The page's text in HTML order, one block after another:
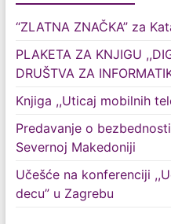
“ZLATNA ZNAČKA” za
PLAKETA ZA KNJIGU
DRUŠTVA ZA
Knjiga ,,Uticaj mobilnih
Predavanje o
Severnoj Makedoniji
Učešće na konferenciji
decu” u Zagrebu